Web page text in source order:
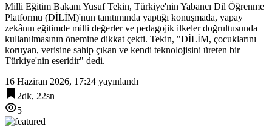
Milli Eğitim Bakanı Yusuf Tekin, Türkiye'nin Yabancı Dil Öğrenme
Platformu (DİLİM)'nun tanıtımında yaptığı konuşmada, yapay
zekânın eğitimde milli değerler ve pedagojik ilkeler doğrultusunda
kullanılmasının önemine dikkat çekti. Tekin, "DİLİM, çocuklarını
koruyan, verisine sahip çıkan ve kendi teknolojisini üreten bir
Türkiye'nin eseridir" dedi.
16 Haziran 2026, 17:24 yayınlandı
2dk, 22sn
5